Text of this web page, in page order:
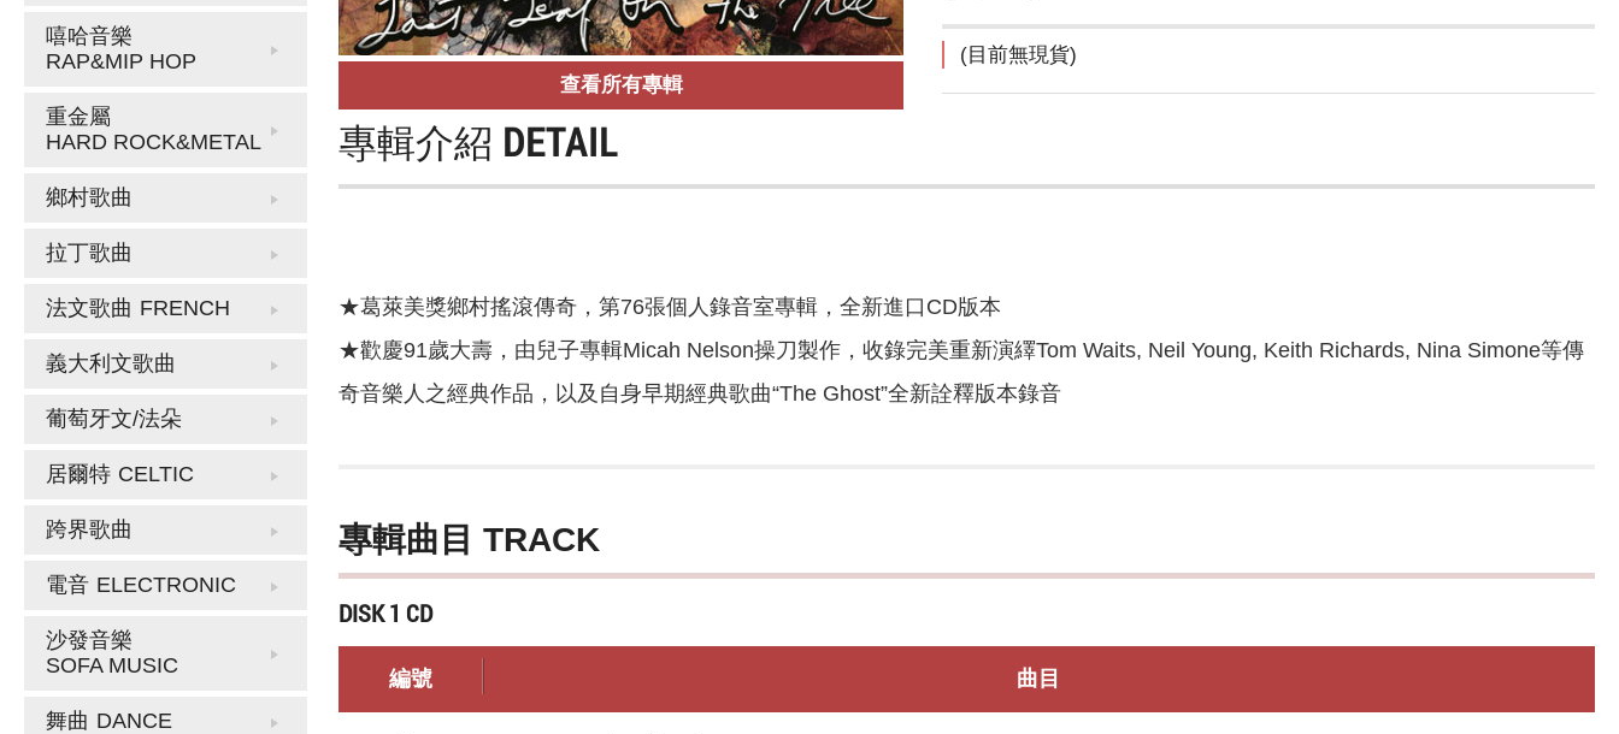
嘻哈音樂
RAP&MIP HOP
重金屬
HARD ROCK&METAL
鄉村歌曲
拉丁歌曲
法文歌曲 FRENCH
義大利文歌曲
葡萄牙文/法朵
居爾特 CELTIC
跨界歌曲
電音 ELECTRONIC
沙發音樂
SOFA MUSIC
舞曲 DANCE
查看所有專輯
(目前無現貨)
專輯介紹 DETAIL
★葛萊美獎鄉村搖滾傳奇，第76張個人錄音室專輯，全新進口CD版本
★歡慶91歲大壽，由兒子專輯Micah Nelson操刀製作，收錄完美重新演繹Tom Waits, Neil Young, Keith Richards, Nina Simone等傳
奇音樂人之經典作品，以及自身早期經典歌曲“The Ghost”全新詮釋版本錄音
專輯曲目 TRACK
DISK 1 CD
編號 曲目